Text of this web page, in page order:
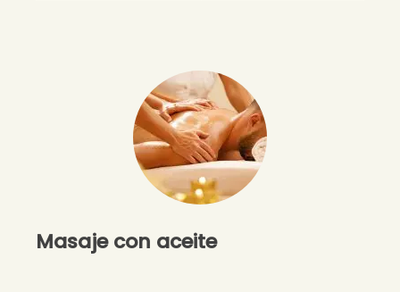
Masaje con aceite